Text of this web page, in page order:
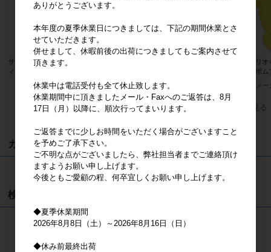
サンリオキャラクターズ ハローキテ
ィ 桜着物 水色 マスコット
メーカー希望小売価格
2,000円
メーカー希望小売価格
サンリ
ポムポ
メ
すべてのおすすめ商品を見る
カート
カートは空です
検索
ありがとうございます。
本年度の夏季休業日につきましては、下記の期間休業とさ
せていただきます。
併せまして、休暇前後の出荷につきましてもご案内させて
頂きます。
休業中は電話受付も全て休止致します。
休業期間中に頂きましたメール・Faxへのご返答は、8月
17日（月）以降に、順次行ってまいります。
ご返答までに少しお時間をいただく場合がございますこと
を予めご了承下さい。
ご不明な点がございましたら、弊社担当者までご連絡頂け
ますようお願い申し上げます。
今後ともご愛顧の程、何卒宜しくお願い申し上げます。
◆夏季休業期間
2026年8月8日（土）～2026年8月16日（日）
◆休み前最終出荷